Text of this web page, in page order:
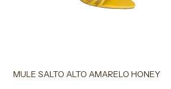
MULE SALTO ALTO AMARELO HONEY